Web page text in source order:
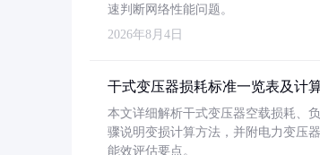
速判断网络性能问题。
2026年8月4日
干式变压器损耗标准一览表及计
本文详细解析干式变压器空载损耗、
骤说明变损计算方法，并附电力变压
能效评估要点。